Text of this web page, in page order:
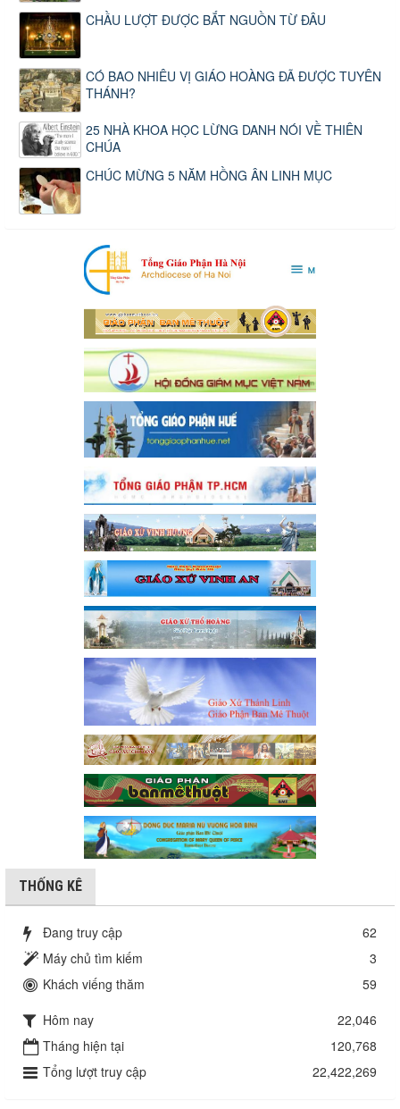
CHẦU LƯỢT ĐƯỢC BẮT NGUỒN TỪ ĐÂU
CÓ BAO NHIÊU VỊ GIÁO HOÀNG ĐÃ ĐƯỢC TUYÊN
THÁNH?
25 NHÀ KHOA HỌC LỪNG DANH NÓI VỀ THIÊN
CHÚA
CHÚC MỪNG 5 NĂM HỒNG ÂN LINH MỤC
THỐNG KÊ
Đang truy cập
62
Máy chủ tìm kiếm
3
Khách viếng thăm
59
Hôm nay
22,046
Tháng hiện tại
120,768
Tổng lượt truy cập
22,422,269